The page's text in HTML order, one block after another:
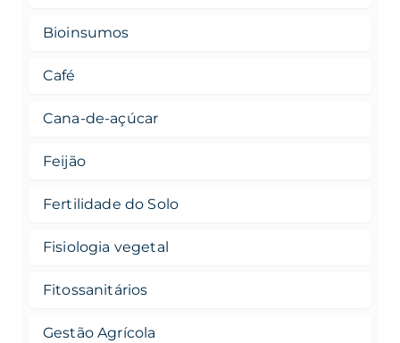
Bioinsumos
Café
Cana-de-açúcar
Feijão
Fertilidade do Solo
Fisiologia vegetal
Fitossanitários
Gestão Agrícola